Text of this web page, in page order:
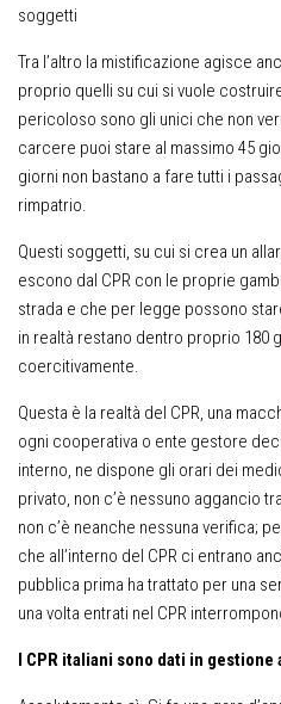
soggetti
Tra l’altro la mistificazione agisce
proprio quelli su cui si vuole
pericoloso sono gli unici che non
carcere puoi stare al massimo 45
giorni non bastano a fare tutti i
rimpatrio.
Questi soggetti, su cui si crea un
escono dal CPR con le proprie
strada e che per legge possono
in realtà restano dentro proprio 180
coercitivamente.
Questa è la realtà del CPR, una
ogni cooperativa o ente gestore
interno, ne dispone gli orari dei
privato, non c’è nessuno aggancio
non c’è neanche nessuna verifica;
che all’interno del CPR ci entrano
pubblica prima ha trattato per una
una volta entrati nel CPR
I CPR italiani sono dati in